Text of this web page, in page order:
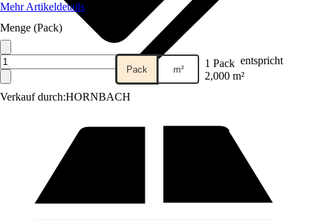
Verkauf durch:HORNBACH
Mehr Artikeldetails
Menge (Pack)
Pack m² 1 Pack entspricht
2,000 m²